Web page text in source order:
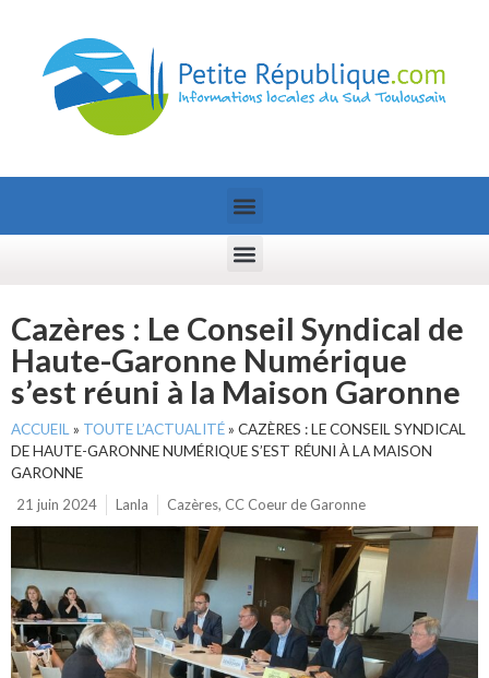
Cazères : Le Conseil Syndical de
Haute-Garonne Numérique
s’est réuni à la Maison Garonne
ACCUEIL » TOUTE L’ACTUALITÉ» CAZÈRES : LE CONSEIL SYNDICAL
DE HAUTE-GARONNE NUMÉRIQUE S’EST RÉUNI À LA MAISON
GARONNE
21 juin 2024
Lanla Cazères, CC Coeur de Garonne